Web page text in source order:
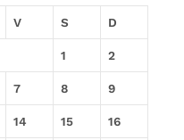
V S D
1 2
7 8 9
14 15 16